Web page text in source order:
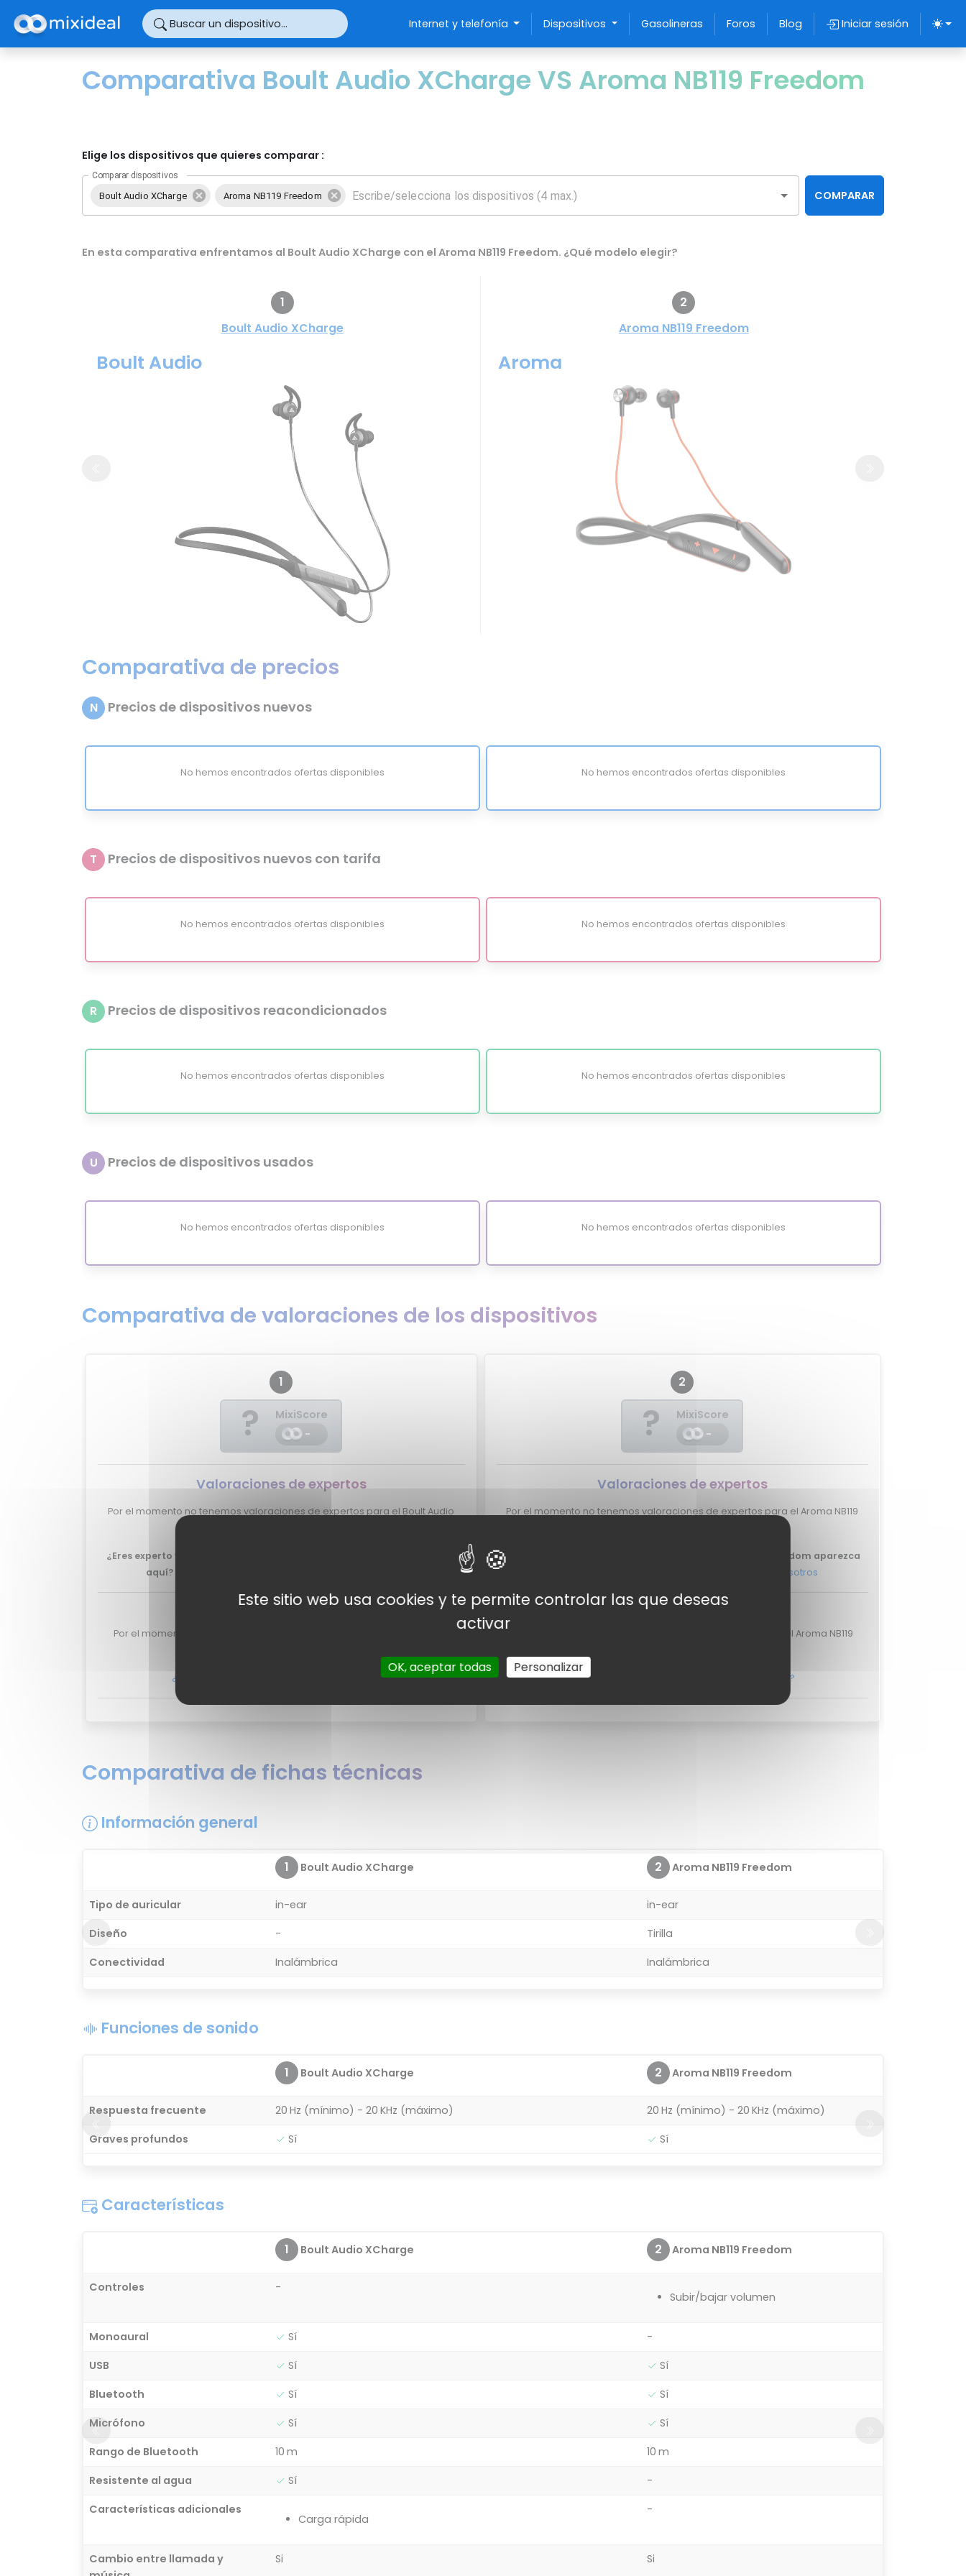
Buscar un dispositivo... Internet y telefonía Dispositivos Gasolineras Foros Blog Iniciar sesión
Comparativa Boult Audio XCharge VS Aroma NB119 Freedom
Elige los dispositivos que quieres comparar :
Comparar dispositivos
Boult Audio XCharge Aroma NB119 Freedom COMPARAR
En esta comparativa enfrentamos al Boult Audio XCharge con el Aroma NB119 Freedom. ¿Qué modelo elegir?
1
Boult Audio XCharge
Boult Audio
2
Aroma NB119 Freedom
Aroma
Comparativa de precios
N Precios de dispositivos nuevos
No hemos encontrados ofertas disponibles No hemos encontrados ofertas disponibles
T Precios de dispositivos nuevos con tarifa
No hemos encontrados ofertas disponibles No hemos encontrados ofertas disponibles
R Precios de dispositivos reacondicionados
No hemos encontrados ofertas disponibles No hemos encontrados ofertas disponibles
U Precios de dispositivos usados
No hemos encontrados ofertas disponibles No hemos encontrados ofertas disponibles
Comparativa de valoraciones de los dispositivos
1
?
MixiScore
-
Valoraciones de expertos
Por el momento no tenemos valoraciones de expertos para el Boult Audio
¿Eres experto y quieres que tu review del Boult Audio XCharge aparezca
aquí?No lo dudes más, y ponte en
Por el momento no existen valoraciones de usuarios para el Boult Audio
¿Quieres opinar sobre el Boult Audio XCharge?
2
?
MixiScore
-
Valoraciones de expertos
Por el momento no tenemos valoraciones de expertos para el Aroma NB119
¿Eres experto y quieres que tu review del Aroma NB119 Freedom aparezca
contacto con nosotros
Valoraciones de usuarios
Por el momento no existen valoraciones de usuarios para el Aroma NB119
¿Quieres opinar sobre el Aroma NB119 Freedom?
Comparativa de fichas técnicas
Información general
1 Boult Audio XCharge 2 Aroma NB119 Freedom
Tipo de auricular in-ear
in-ear
Diseño
-
Tirilla
Conectividad
Inalámbrica Inalámbrica
Funciones de sonido
1 Boult Audio XCharge 2 Aroma NB119 Freedom
Respuesta frecuente 20 Hz (mínimo) - 20 KHz (máximo)
20 Hz (mínimo) - 20 KHz (máximo)
Graves profundos
Sí Sí
Características
1 Boult Audio XCharge 2 Aroma NB119 Freedom
Controles -
Subir/bajar volumen
Monoaural Sí
-
USB
Sí
Sí
Bluetooth
Sí
Sí
Micrófono
Sí
Sí
Rango de Bluetooth
10 m
10 m
Resistente al agua
Sí
-
Características adicionales
Carga rápida
-
Cambio entre llamada y
Si Si
Este sitio web usa cookies y te permite controlar las que deseas
activar
OK, aceptar todas Personalizar